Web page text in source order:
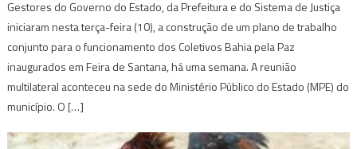
Gestores do Governo do Estado, da Prefeitura e do Sistema de Justiça
iniciaram nesta terça-feira (10), a construção de um plano de trabalho
conjunto para o funcionamento dos Coletivos Bahia pela Paz
inaugurados em Feira de Santana, há uma semana. A reunião
multilateral aconteceu na sede do Ministério Público do Estado (MPE) do
município. O […]